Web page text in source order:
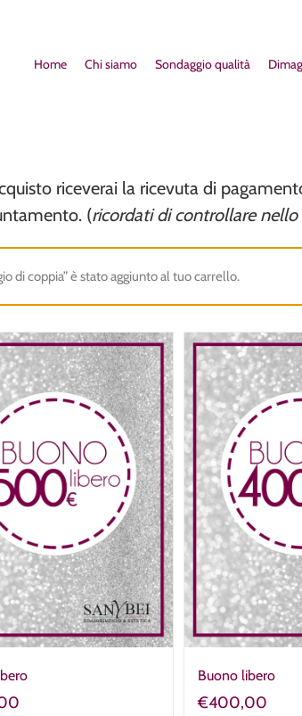
Home Chi siamo Sondaggio qualità
riceverai la ricevuta di
(ricordati di controllare nello
di coppia” è stato aggiunto al tuo carrello.
Buono libero
€400,00